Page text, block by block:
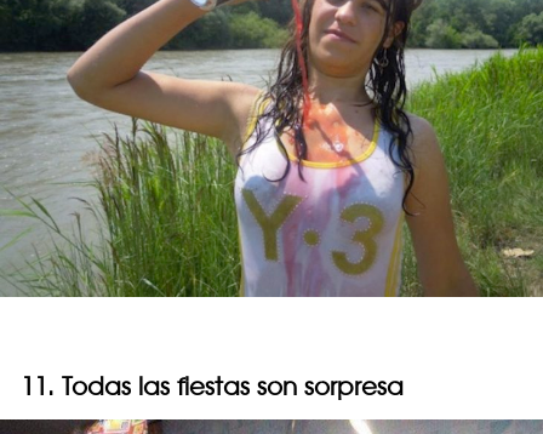
11. Todas las fiestas son sorpresa